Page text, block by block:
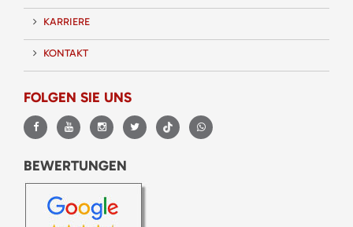
KARRIERE
KONTAKT
FOLGEN SIE UNS
BEWERTUNGEN